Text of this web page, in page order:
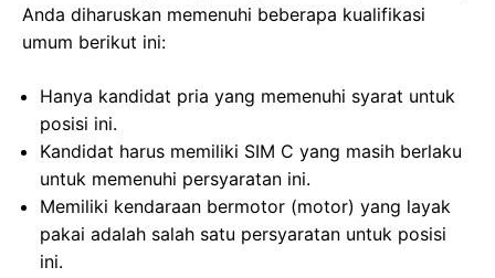
Anda diharuskan memenuhi beberapa kualifikasi
umum berikut ini:
Hanya kandidat pria yang memenuhi syarat untuk
posisi ini.
Kandidat harus memiliki SIM C yang masih berlaku
untuk memenuhi persyaratan ini.
Memiliki kendaraan bermotor (motor) yang layak
pakai adalah salah satu persyaratan untuk posisi
ini.